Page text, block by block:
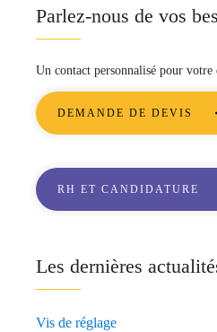
Parlez-nous de vos
Un contact personnalisé pour votre
DEMANDE DE DEVIS
RH ET CANDIDATURE
Les dernières
Vis de réglage